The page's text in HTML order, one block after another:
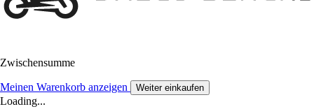
Zwischensumme
Meinen Warenkorb anzeigen Weiter einkaufen
Loading...